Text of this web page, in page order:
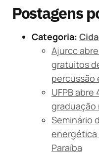
Postagens
Categoria:
Ajurcc
gratuitos
percussão
UFPB abre
graduação
Seminário
energética
Paraíba